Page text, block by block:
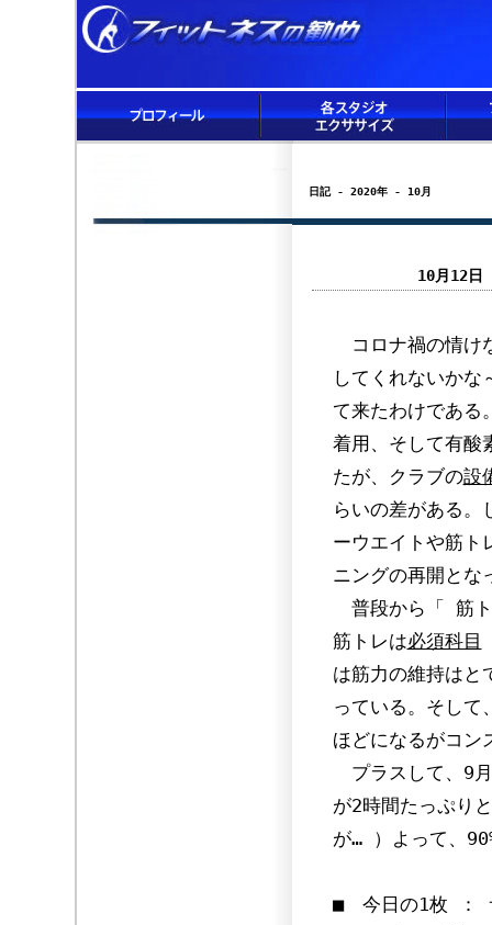
日記 - 2020年 - 10月
10月12
コロナ禍の情け
してくれないか
て来たわけである
着用、そして有酸
たが、クラブの設
らいの差がある。
ーウエイトや筋ト
ニングの再開とな
普段から「 筋ト
筋トレは必須科目
は筋力の維持はと
っている。そして
ほどになるがコン
プラスして、9
が2時間たっぷり
が… ）よって、
■ 今日の1枚 ：